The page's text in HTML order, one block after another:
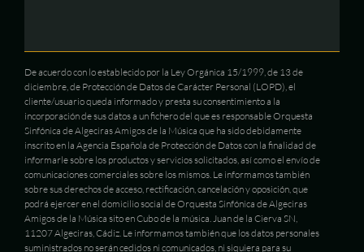
De acuerdo con lo establecido por la Ley Orgánica 15/1999, de 13 de
diciembre, de Protección de Datos de Carácter Personal (LOPD), el
cliente/usuario queda informado y presta su consentimiento a la
incorporación de sus datos a un fichero del que es responsable Orquesta
Sinfónica de Algeciras Amigos de la Música que ha sido debidamente
inscrito en la Agencia Española de Protección de Datos con la finalidad de
informarle sobre los productos y servicios solicitados, así como el envío de
comunicaciones comerciales sobre los mismos. Le informamos también
sobre sus derechos de acceso, rectificación, cancelación y oposición, que
podrá ejercer en el domicilio social de Orquesta Sinfónica de Algeciras
Amigos de la Música sito en Cubo de la música. Juan de la Cierva SN,
11207 Algeciras, Cádiz. Le informamos también que los datos personales
suministrados no serán cedidos ni comunicados, ni siquiera para su